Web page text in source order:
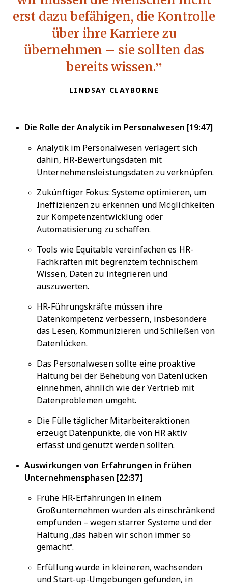
erst dazu befähigen, die Kontrolle
über ihre Karriere zu
übernehmen – sie sollten das
bereits wissen.
LINDSAY CLAYBORNE
Die Rolle der Analytik im Personalwesen [19:47]
Analytik im Personalwesen verlagert sich
dahin, HR-Bewertungsdaten mit
Unternehmensleistungsdaten zu verknüpfen.
Zukünftiger Fokus: Systeme optimieren, um
Ineffizienzen zu erkennen und Möglichkeiten
zur Kompetenzentwicklung oder
Automatisierung zu schaffen.
Tools wie Equitable vereinfachen es HR-
Fachkräften mit begrenztem technischem
Wissen, Daten zu integrieren und
auszuwerten.
HR-Führungskräfte müssen ihre
Datenkompetenz verbessern, insbesondere
das Lesen, Kommunizieren und Schließen von
Datenlücken.
Das Personalwesen sollte eine proaktive
Haltung bei der Behebung von Datenlücken
einnehmen, ähnlich wie der Vertrieb mit
Datenproblemen umgeht.
Die Fülle täglicher Mitarbeiteraktionen
erzeugt Datenpunkte, die von HR aktiv
erfasst und genutzt werden sollten.
Auswirkungen von Erfahrungen in frühen
Unternehmensphasen [22:37]
Frühe HR-Erfahrungen in einem
Großunternehmen wurden als einschränkend
empfunden – wegen starrer Systeme und der
Haltung „das haben wir schon immer so
gemacht“.
Erfüllung wurde in kleineren, wachsenden
und Start-up-Umgebungen gefunden, in